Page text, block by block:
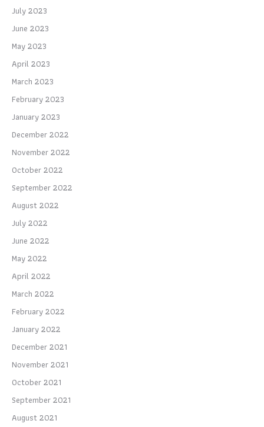
July 2023
June 2023
May 2023
April 2023
March 2023
February 2023
January 2023
December 2022
November 2022
October 2022
September 2022
August 2022
July 2022
June 2022
May 2022
April 2022
March 2022
February 2022
January 2022
December 2021
November 2021
October 2021
September 2021
August 2021